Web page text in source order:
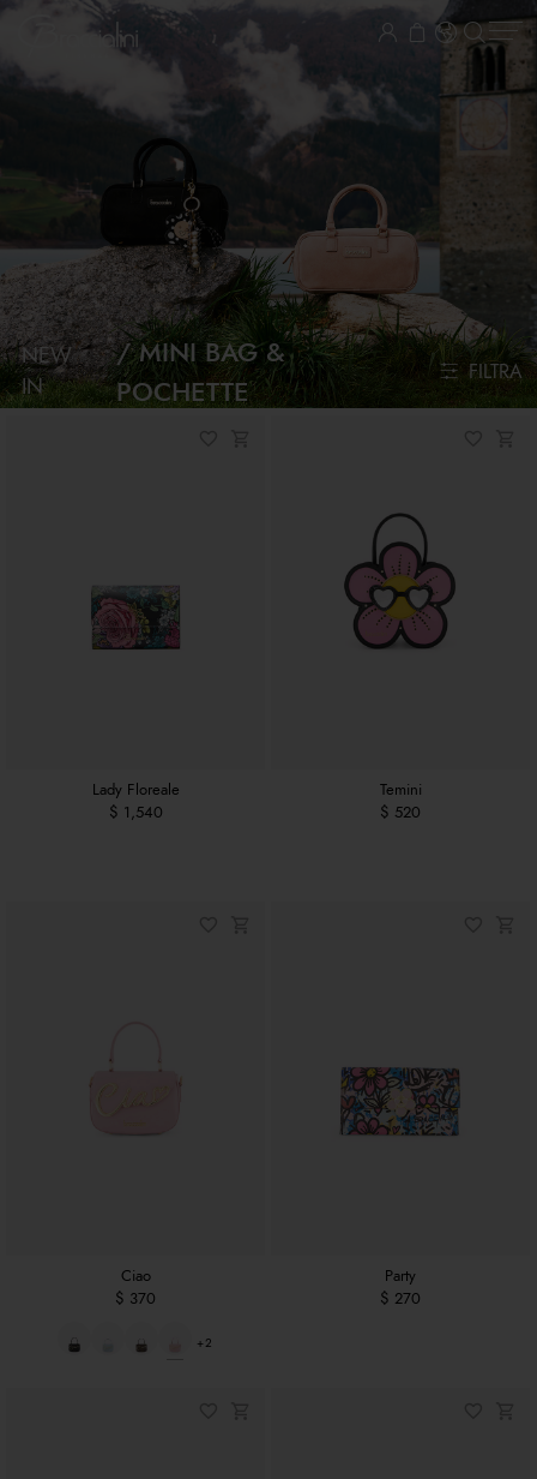
NEW
IN
MINI BAG &
POCHETTE
FILTRA
Lady Floreale
$ 1,540
Temini
$ 520
Ciao
$ 370
+2
Party
$ 270